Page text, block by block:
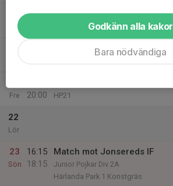
20:00
Träning HP22
Fre
20:00
HP21
22
Lör
23
Sön
16:15
18:15
Match mot Jonsereds IF
Junior Pojkar Div 2A
Härlanda Park 1 Konstgräs
Godkänn alla kakor
Bara nödvändiga